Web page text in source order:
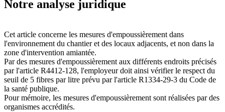
Notre analyse juridique
Cet article concerne les mesures d'empoussièrement dans
l'environnement du chantier et des locaux adjacents, et non dans la
zone d'intervention amiantée.
Par des mesures d'empoussièrement aux différents endroits précisés
par l'article R4412-128, l'employeur doit ainsi vérifier le respect du
seuil de 5 fibres par litre prévu par l'article R1334-29-3 du Code de
la santé publique.
Pour mémoire, les mesures d'empoussièrement sont réalisées par des
organismes accrédités.